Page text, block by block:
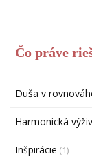
Čo práve
Duša v
Harmonická
Inšpirácie (1)